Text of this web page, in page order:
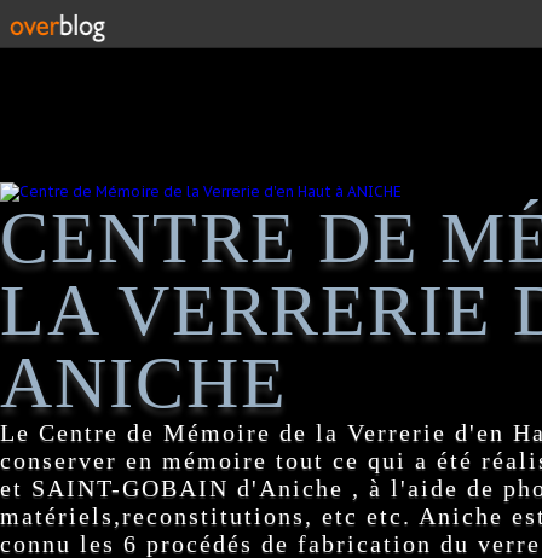
CENTRE DE
LA VERRERIE
ANICHE
Le Centre de Mémoire de la Verrerie d'en
conserver en mémoire tout ce qui a été
et SAINT-GOBAIN d'Aniche , à l'aide de
matériels,reconstitutions, etc etc. Aniche
connu les 6 procédés de fabrication du